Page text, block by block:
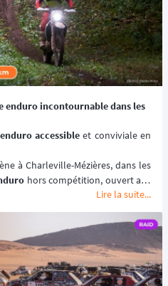
enduro incontournable dans les
accessible
à Charleville-Mézières, dans les
hors compétition, ouvert aux
cm³. 🏍️
Mézières en Ardennes
cette
aventure moto mise sur
la performance chronométrée.
Septembre 2026.
Lire la suite...